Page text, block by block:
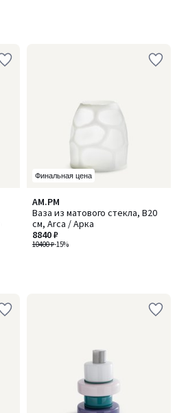
Финальная цена
AM.PM
Ваза из матового стекла, В20
см, Arca / Арка
10400 ₽-15%
8840 ₽